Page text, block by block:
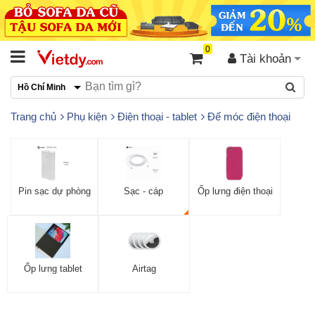
Tài khoản
0
Hồ Chí Minh
Trang chủ Phụ kiện Điện thoại - tablet Đế móc điện thoại
Pin sạc dự phòng Sạc - cáp Ốp lưng điện thoại
Ốp lưng tablet Airtag